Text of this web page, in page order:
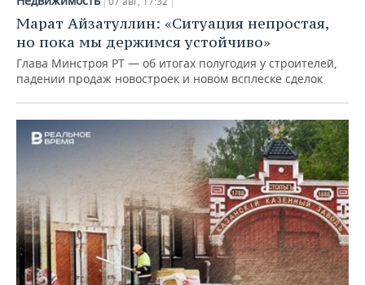
Марат Айзатуллин: «Ситуация непростая,
но пока мы держимся устойчиво»
Глава Минстроя РТ — об итогах полугодия у строителей,
падении продаж новостроек и новом всплеске сделок